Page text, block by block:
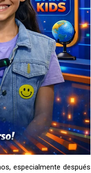
especialmente después